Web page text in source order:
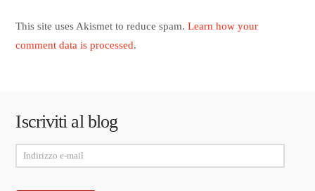
This site uses Akismet to reduce spam.Learn how your
comment data is processed.
Iscriviti al blog
Indirizzo
e-